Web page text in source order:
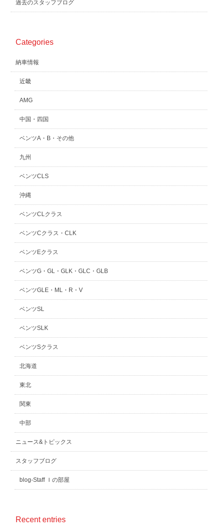
過去のスタッフブログ
Categories
納車情報
近畿
AMG
中国・四国
ベンツA・B・その他
九州
ベンツCLS
沖縄
ベンツCLクラス
ベンツCクラス・CLK
ベンツEクラス
ベンツG・GL・GLK・GLC・GLB
ベンツGLE・ML・R・V
ベンツSL
ベンツSLK
ベンツSクラス
北海道
東北
関東
中部
ニュース&トピックス
スタッフブログ
blog-Staff Ｉの部屋
Recent entries